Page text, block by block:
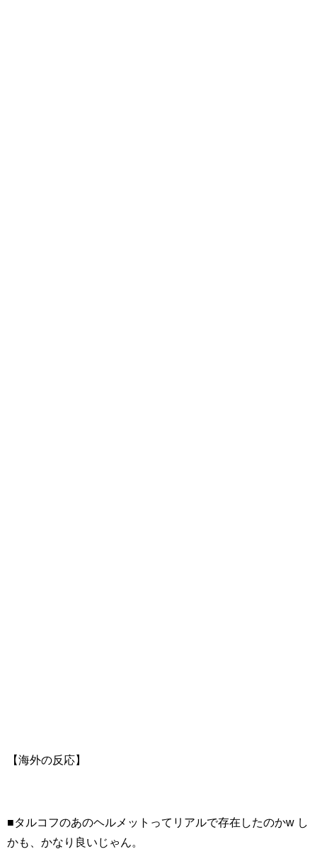
【海外の反応】
■タルコフのあのヘルメットってリアルで存在したのかw し
かも、かなり良いじゃん。